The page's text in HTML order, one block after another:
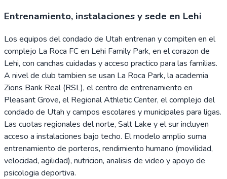
Entrenamiento, instalaciones y sede en Lehi
Los equipos del condado de Utah entrenan y compiten en el
complejo La Roca FC en Lehi Family Park, en el corazon de
Lehi, con canchas cuidadas y acceso practico para las familias.
A nivel de club tambien se usan La Roca Park, la academia
Zions Bank Real (RSL), el centro de entrenamiento en
Pleasant Grove, el Regional Athletic Center, el complejo del
condado de Utah y campos escolares y municipales para ligas.
Las cuotas regionales del norte, Salt Lake y el sur incluyen
acceso a instalaciones bajo techo. El modelo amplio suma
entrenamiento de porteros, rendimiento humano (movilidad,
velocidad, agilidad), nutricion, analisis de video y apoyo de
psicologia deportiva.